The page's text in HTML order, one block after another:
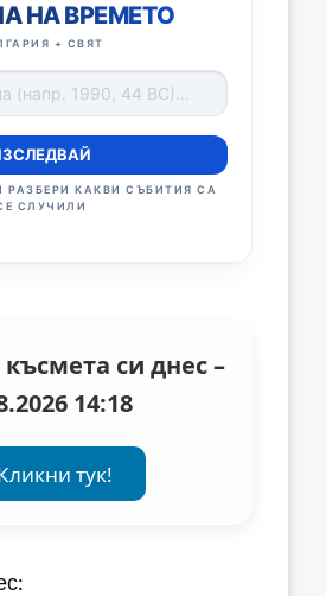
НА ВРЕМЕТО
+ СВЯТ
КАКВИ СЪБИТИЯ СА
СЛУЧИЛИ
си днес –
14:18
тук!